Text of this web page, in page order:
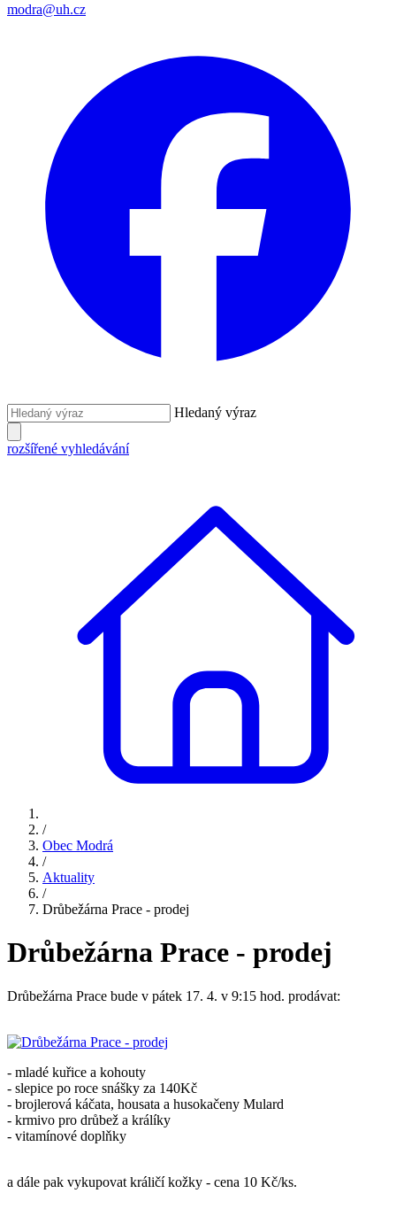
modra@uh.cz
Hledaný výraz
rozšířené vyhledávání
/
Obec Modrá
/
Aktuality
/
Drůbežárna Prace - prodej
Drůbežárna Prace - prodej
Drůbežárna Prace bude v pátek 17. 4. v 9:15 hod. prodávat:
- mladé kuřice a kohouty
- slepice po roce snášky za 140Kč
- brojlerová káčata, housata a husokačeny Mulard
- krmivo pro drůbež a králíky
- vitamínové doplňky
a dále pak vykupovat králičí kožky - cena 10 Kč/ks.